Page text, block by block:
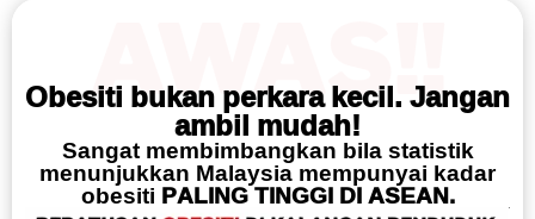
AWAS!!
Obesiti bukan perkara kecil. Jangan
ambil mudah!
Sangat membimbangkan bila statistik
menunjukkan Malaysia mempunyai kadar
obesitiPALING TINGGI DI ASEAN.